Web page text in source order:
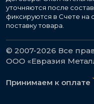
уточняются после
фиксируются в Счете на
поставку товара.
© 2007-2026 Все
ООО «Евразия
Принимаем к оплате